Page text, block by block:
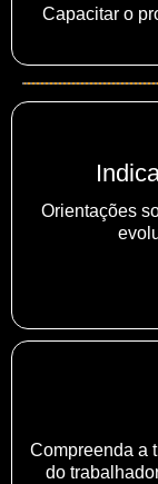
Capacitar o
Orientações
Compreenda a
do